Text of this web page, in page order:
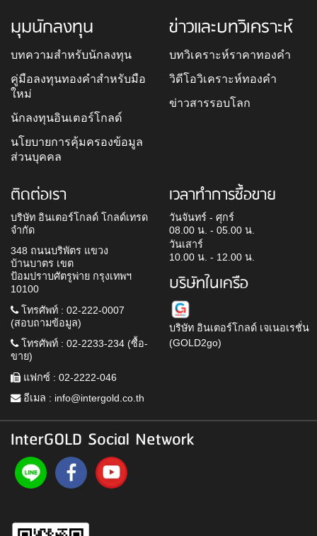
มุมนักลงทุน
บทความสำหรับนักลงทุน
คู่มือลงทุนทองคำสำหรับมือ
ใหม่
นักลงทุนอินเตอร์โกลด์
นโยบายการคุ้มครองข้อมูล
ส่วนบุคคล
ข่าวและบทวิเคราะห์
บทวิเคราะห์ราคาทองคำ
วิดีโอวิเคราะห์ทองคำ
ข่าวสารรอบโลก
ติดต่อเรา
บริษัท อินเตอร์โกลด์ โกลด์เทรด
จำกัด
348 ถนนบริพัตร แขวง
บ้านบาตร เขต
ป้อมปราบศัตรูพ่าย กรุงเทพฯ
10100
โทรศัพท์ : 02-222-0007
(สอบถามข้อมูล)
โทรศัพท์ : 02-2233-234 (ซื้อ-
ขาย)
แฟกซ์ : 02-2222-046
อีเมล : info@intergold.co.th
เวลาทำการซื้อขาย
วันจันทร์ - ศุกร์
08.00 น. - 05.00 น.
วันเสาร์
10.00 น. - 12.00 น.
บริษัทในเครือ
บริษัท อินเตอร์โกลด์ เจเนอเรชั่น
(GOLD2go)
InterGOLD Social Network